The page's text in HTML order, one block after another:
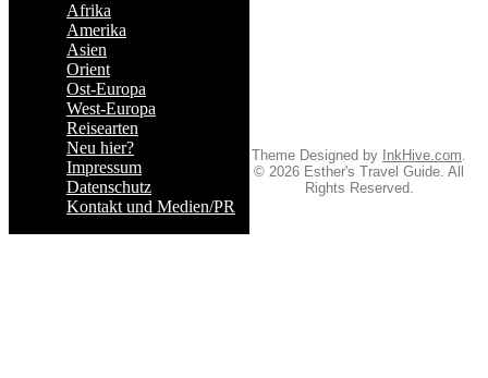
Afrika
Amerika
Asien
Orient
Ost-Europa
West-Europa
Reisearten
Neu hier?
Impressum
Datenschutz
Kontakt und Medien/PR
Theme Designed by InkHive.com.
© 2026 Esther's Travel Guide. All
Rights Reserved.